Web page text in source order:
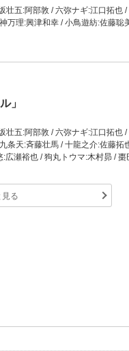
五:阿部敦 / 六弥ナギ:江口拓也
万理:興津和幸 / 小鳥遊紡:佐藤聡
から、綻びが広がってしまう。
」の大人気3人組アイドルグル
だが、時に厳しいアイドルの
りに、TVアニメやライブイベ
まりの物語である、TVアニメ1
、出会いと成長の軌跡を、ス
有菜 / アニメーションキャラク
也 / 音楽プロデュース:ランティ
ライン編集:小西夏生（qooop） /
」
五:阿部敦 / 六弥ナギ:江口拓也
条天:斉藤壮馬 / 十龍之介:佐藤拓
瀬裕也 / 狗丸トウマ:木村昴 /
シュセブン。先輩であり、良き
んな3グループの人気が高まる
有菜 / アニメーションキャラク
音楽制作:ランティス / 音響監督:
見る